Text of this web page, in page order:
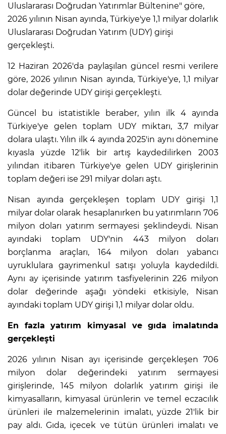
Uluslararası Doğrudan Yatırımlar Bültenine" göre,
2026 yılının Nisan ayında, Türkiye'ye 1,1 milyar dolarlık
Uluslararası Doğrudan Yatırım (UDY) girişi
gerçekleşti.
12 Haziran 2026'da paylaşılan güncel resmi verilere
göre, 2026 yılının Nisan ayında, Türkiye'ye, 1,1 milyar
dolar değerinde UDY girişi gerçekleşti.
Güncel bu istatistikle beraber, yılın ilk 4 ayında
Türkiye'ye gelen toplam UDY miktarı, 3,7 milyar
dolara ulaştı. Yılın ilk 4 ayında 2025'in aynı dönemine
kıyasla yüzde 12'lik bir artış kaydedilirken 2003
yılından itibaren Türkiye'ye gelen UDY girişlerinin
toplam değeri ise 291 milyar doları aştı.
Nisan ayında gerçekleşen toplam UDY girişi 1,1
milyar dolar olarak hesaplanırken bu yatırımların 706
milyon doları yatırım sermayesi şeklindeydi. Nisan
ayındaki toplam UDY'nin 443 milyon doları
borçlanma araçları, 164 milyon doları yabancı
uyruklulara gayrimenkul satışı yoluyla kaydedildi.
Aynı ay içerisinde yatırım tasfiyelerinin 226 milyon
dolar değerinde aşağı yöndeki etkisiyle, Nisan
ayındaki toplam UDY girişi 1,1 milyar dolar oldu.
En fazla yatırım kimyasal ve gıda imalatında
gerçekleşti
2026 yılının Nisan ayı içerisinde gerçekleşen 706
milyon dolar değerindeki yatırım sermayesi
girişlerinde, 145 milyon dolarlık yatırım girişi ile
kimyasalların, kimyasal ürünlerin ve temel eczacılık
ürünleri ile malzemelerinin imalatı, yüzde 21'lik bir
pay aldı. Gıda, içecek ve tütün ürünleri imalatı ve